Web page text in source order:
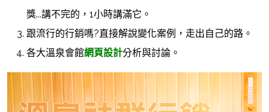
獎...講不完的，1小時講滿它。
跟流行的行銷嗎?直接解說變化案例，走出自己的路。
各大溫泉會館網頁設計分析與討論。